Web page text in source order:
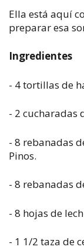
Ella está aquí
preparar esa
Ingredientes
- 4 tortillas de
- 2 cucharadas
- 8 rebanadas
Pinos.
- 8 rebanadas
- 8 hojas de
- 1 1/2 taza de